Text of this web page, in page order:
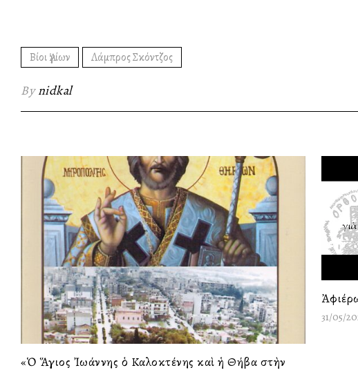
Βίοι Ἁγίων Λάμπρος Σκόντζος
Bynidkal
«Ὁ Ἅγιος Ἰωάννης ὁ Καλοκτένης καὶ ἡ Θήβα στὴν
31/05/